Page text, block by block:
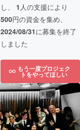
し、 1 人の支援により
500円の資金を集め、
2024/08/31に募集を終了
しました
もう一度プロジェク
トをやってほしい